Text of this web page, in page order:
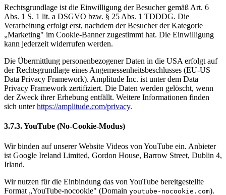
Rechtsgrundlage ist die Einwilligung der Besucher gemäß Art. 6
Abs. 1 S. 1 lit. a DSGVO bzw. § 25 Abs. 1 TDDDG. Die
Verarbeitung erfolgt erst, nachdem der Besucher der Kategorie
„Marketing" im Cookie-Banner zugestimmt hat. Die Einwilligung
kann jederzeit widerrufen werden.
Die Übermittlung personenbezogener Daten in die USA erfolgt auf
der Rechtsgrundlage eines Angemessenheitsbeschlusses (EU-US
Data Privacy Framework). Amplitude Inc. ist unter dem Data
Privacy Framework zertifiziert. Die Daten werden gelöscht, wenn
der Zweck ihrer Erhebung entfällt. Weitere Informationen finden
sich unterhttps://amplitude.com/privacy.
3.7.3. YouTube (No-Cookie-Modus)
Wir binden auf unserer Website Videos von YouTube ein. Anbieter
ist Google Ireland Limited, Gordon House, Barrow Street, Dublin 4,
Irland.
Wir nutzen für die Einbindung das von YouTube bereitgestellte
Format „YouTube-nocookie" (Domain youtube-nocookie.com).